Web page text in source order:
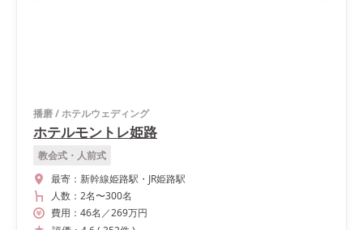
播磨/ホテルウェディング
ホテルモントレ姫路
教会式・人前式
最寄： 新幹線姫路駅・JR姫路駅
人数： 2名〜300名
費用： 46名 ／269万円